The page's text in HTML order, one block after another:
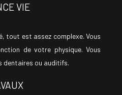
VIE
tout est assez complexe. Vous
de votre physique. Vous
dentaires ou auditifs.